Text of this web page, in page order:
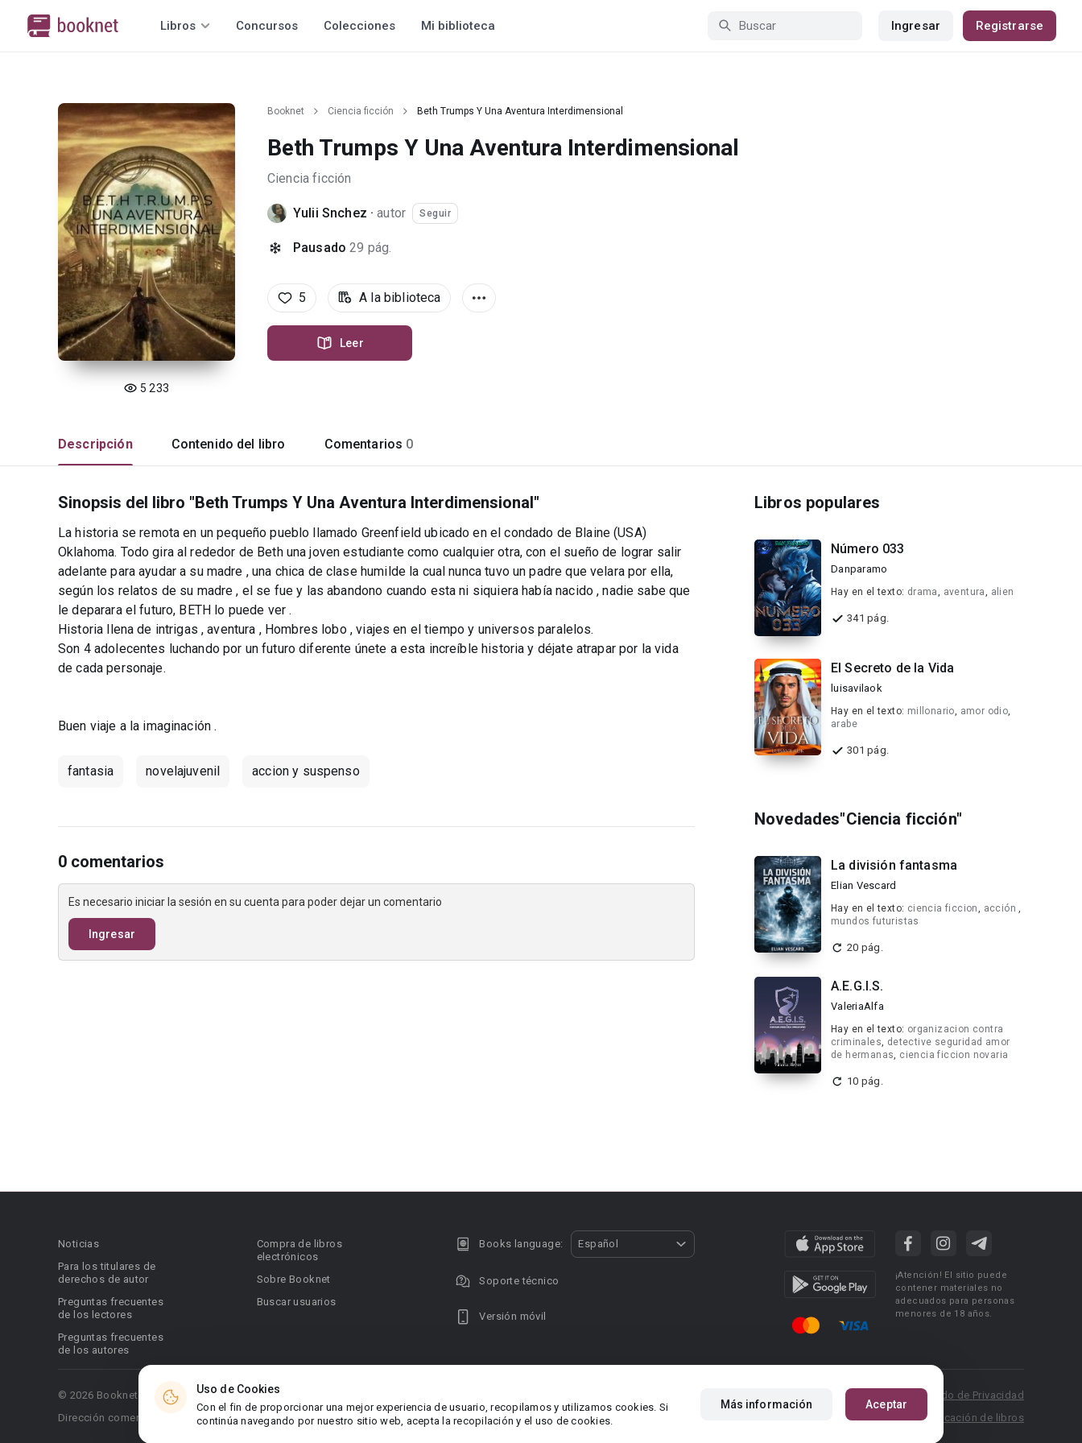
Libros Concursos Colecciones Mi biblioteca Ingresar Registrarse
5 233
Booknet Ciencia ficción Beth Trumps Y Una Aventura Interdimensional
Beth Trumps Y Una Aventura Interdimensional
Ciencia ficción
Yulii Snchez ·autor Seguir
Pausado 29 pág.
5 A la biblioteca
Leer
Descripción Contenido del libro Comentarios 0
Sinopsis del libro "Beth Trumps Y Una Aventura Interdimensional"
La historia se remota en un pequeño pueblo llamado Greenfield ubicado en el condado de Blaine (USA)
Oklahoma. Todo gira al rededor de Beth una joven estudiante como cualquier otra, con el sueño de lograr salir
adelante para ayudar a su madre , una chica de clase humilde la cual nunca tuvo un padre que velara por ella,
según los relatos de su madre , el se fue y las abandono cuando esta ni siquiera había nacido , nadie sabe que
le deparara el futuro, BETH lo puede ver .
Historia llena de intrigas , aventura , Hombres lobo , viajes en el tiempo y universos paralelos.
Son 4 adolecentes luchando por un futuro diferente únete a esta increíble historia y déjate atrapar por la vida
de cada personaje.
Buen viaje a la imaginación .
fantasia novelajuvenil accion y suspenso
0 comentarios
Es necesario iniciar la sesión en su cuenta para poder dejar un comentario
Ingresar
Libros populares
Número 033
Danparamo
Hay en el texto: drama, aventura, alien
341 pág.
El Secreto de la Vida
luisavilaok
Hay en el texto: millonario, amor odio,
arabe
301 pág.
Novedades"Ciencia ficción"
La división fantasma
Elian Vescard
Hay en el texto: ciencia ficcion, acción,
mundos futuristas
20 pág.
A.E.G.I.S.
ValeriaAlfa
Hay en el texto: organizacion contra
criminales, detective seguridad amor
de hermanas, ciencia ficcion novaria
10 pág.
Uso de Cookies
Con el fin de proporcionar una mejor experiencia de usuario, recopilamos y utilizamos cookies. Si
continúa navegando por nuestro sitio web, acepta la recopilación y el uso de cookies.
Más información Aceptar
Noticias
Para los titulares de
derechos de autor
Preguntas frecuentes
de los lectores
Preguntas frecuentes
de los autores
Compra de libros
electrónicos
Sobre Booknet
Buscar usuarios
Books language: Español
Soporte técnico
Versión móvil
¡Atención! El sitio puede
contener materiales no
adecuados para personas
menores de 18 años.
© 2026 Booknet. Todos los derechos reservados.
Dirección comercial: Griva Digeni 51, oficina 1, Larnaca, 6036, Chipre
Condiciones de uso
Acuerdo de Privacidad
Reglas para la publicación de libros